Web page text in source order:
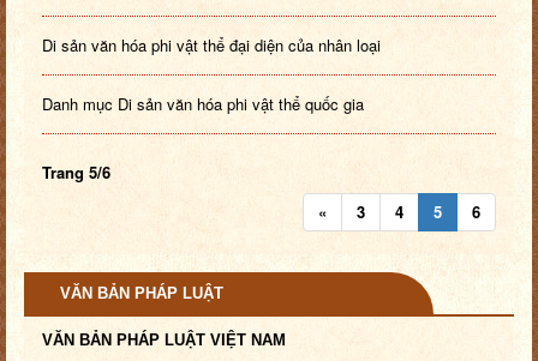
Di sản văn hóa phi vật thể đại diện của nhân loại
Danh mục Di sản văn hóa phi vật thể quốc gia
Trang 5/6
«
3 4 5 6
VĂN BẢN PHÁP LUẬT
VĂN BẢN PHÁP LUẬT VIỆT NAM